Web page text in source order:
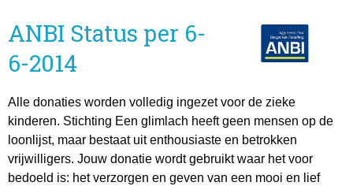
ANBI Status per 6-
6-2014
Alle donaties worden volledig ingezet voor de zieke
kinderen. Stichting Een glimlach heeft geen mensen op de
loonlijst, maar bestaat uit enthousiaste en betrokken
vrijwilligers. Jouw donatie wordt gebruikt waar het voor
bedoeld is: het verzorgen en geven van een mooi en lief